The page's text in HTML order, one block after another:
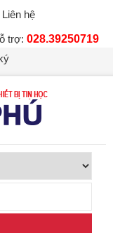
Liên hệ
trợ: 028.39250719